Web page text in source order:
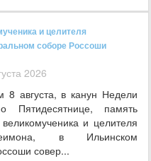
и целителя
соборе Россоши
2026
8 августа, в канун Недели
Пятидесятнице, память
великомученика и целителя
в Ильинском
совер...